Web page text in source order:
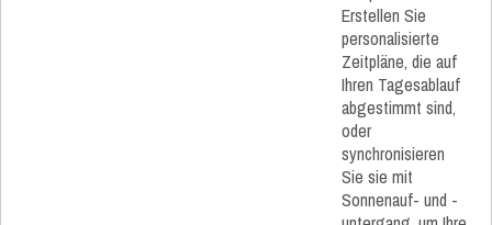
Erstellen Sie
personalisierte
Zeitpläne, die auf
Ihren Tagesablauf
abgestimmt sind,
oder
synchronisieren
Sie sie mit
Sonnenauf- und -